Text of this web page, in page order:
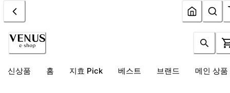
신상품 홈 지효 Pick 베스트 브랜드 메인 상품